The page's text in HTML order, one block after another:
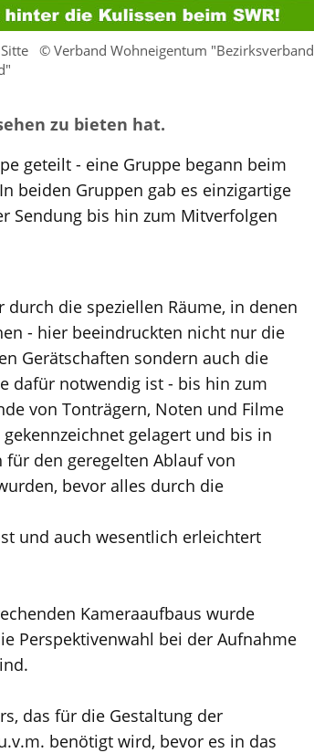
© Verband Wohneigentum "Bezirksverband
zu bieten hat.
geteilt - eine Gruppe begann beim
beiden Gruppen gab es einzigartige
Sendung bis hin zum Mitverfolgen
die speziellen Räume, in denen
- hier beeindruckten nicht nur die
Gerätschaften sondern auch die
dafür notwendig ist - bis hin zum
von Tonträgern, Noten und Filme
gelagert und bis in
für den geregelten Ablauf von
bevor alles durch die
und auch wesentlich erleichtert
Kameraaufbaus wurde
Perspektivenwahl bei der Aufnahme
das für die Gestaltung der
benötigt wird, bevor es in das